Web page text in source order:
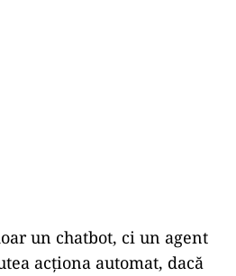
un chatbot, ci un agent
acționa automat, dacă